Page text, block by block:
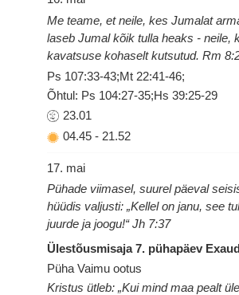
Me teame, et neile, kes Jumalat
laseb Jumal kõik tulla heaks - neile,
kavatsuse kohaselt kutsutud. Rm
Ps 107:33-43;Mt 22:41-46;
Õhtul: Ps 104:27-35;Hs 39:25-29
23.01
04.45 - 21.52
17. mai
Pühade viimasel, suurel päeval
hüüdis valjusti: „Kellel on janu, see
juurde ja joogu!“ Jh 7:37
Ülestõusmisaja 7. pühapäev
Püha Vaimu ootus
Kristus ütleb: „Kui mind maa pealt